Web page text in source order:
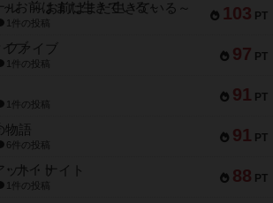
103 PT
ル ～お前はまだ生きている～
1件の投稿
97 PT
ファイブ
1件の投稿
91 PT
1件の投稿
91 PT
物語
6件の投稿
88 PT
ト・ナイト
1件の投稿